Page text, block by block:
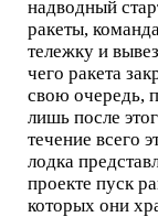
надводный
ракеты,
тележку и
чего ракета
свою очередь,
лишь после
течение всего
лодка
проекте пуск
которых они